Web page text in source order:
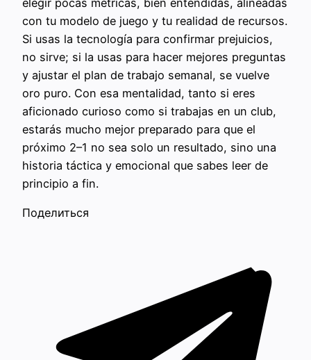
con tu modelo de juego y tu realidad de recursos.
Si usas la tecnología para confirmar prejuicios,
no sirve; si la usas para hacer mejores preguntas
y ajustar el plan de trabajo semanal, se vuelve
oro puro. Con esa mentalidad, tanto si eres
aficionado curioso como si trabajas en un club,
estarás mucho mejor preparado para que el
próximo 2–1 no sea solo un resultado, sino una
historia táctica y emocional que sabes leer de
principio a fin.
Поделиться